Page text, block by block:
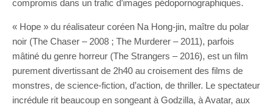
compromis dans un trafic d’images pédopornographiques.
« Hope » du réalisateur coréen Na Hong-jin, maître du polar
noir (The Chaser – 2008 ; The Murderer – 2011), parfois
mâtiné du genre horreur (The Strangers – 2016), est un film
purement divertissant de 2h40 au croisement des films de
monstres, de science-fiction, d’action, de thriller. Le spectateur
incrédule rit beaucoup en songeant à Godzilla, à Avatar, aux